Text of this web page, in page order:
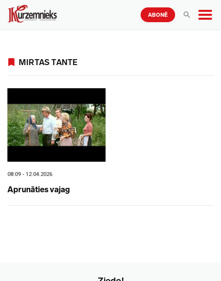
ABONĒ
MIRTAS TANTE
08:09 - 12.04.2026
Aprunāties vajag